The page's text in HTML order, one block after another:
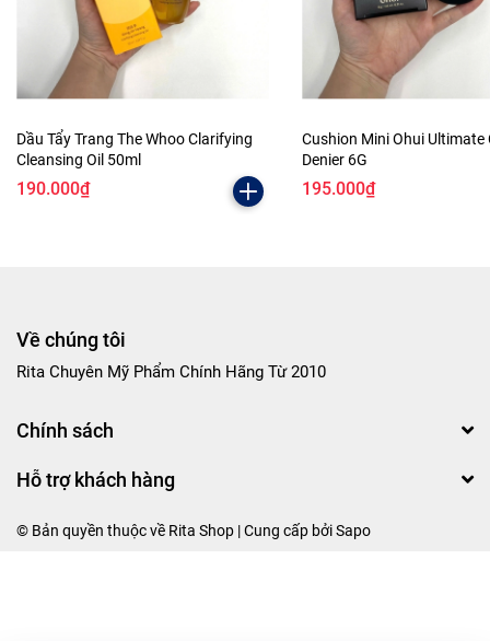
Dầu Tẩy Trang The Whoo Clarifying
Cleansing Oil 50ml
190.000₫
Cushion Mini Ohui Ultimate
Denier 6G
195.000₫
Về chúng tôi
Rita Chuyên Mỹ Phẩm Chính Hãng Từ 2010
Chính sách
Hỗ trợ khách hàng
© Bản quyền thuộc về Rita Shop | Cung cấp bởiSapo